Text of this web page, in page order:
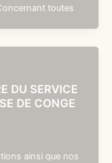
toutes
DU SERVICE
DE CONGE
ainsi que nos